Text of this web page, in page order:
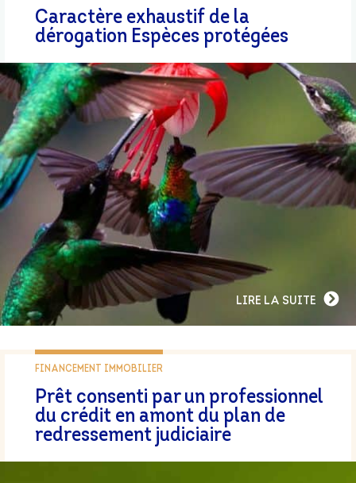
Caractère exhaustif de la
dérogation Espèces protégées
LIRE LA SUITE
FINANCEMENT IMMOBILIER
Prêt consenti par un professionnel
du crédit en amont du plan de
redressement judiciaire